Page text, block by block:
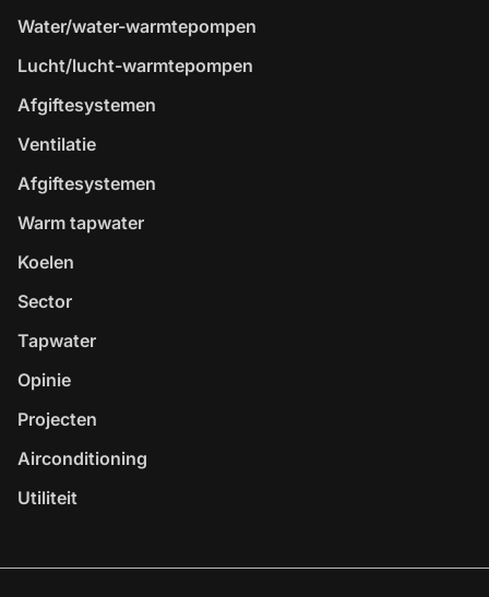
Water/water-warmtepompen
Lucht/lucht-warmtepompen
Afgiftesystemen
Ventilatie
Afgiftesystemen
Warm tapwater
Koelen
Sector
Tapwater
Opinie
Projecten
Airconditioning
Utiliteit